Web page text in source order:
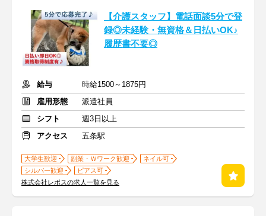
【介護スタッフ】電話面談5分で登
録◎未経験・無資格＆日払いOK♪
履歴書不要◎
給与
時給1500～1875円
雇用形態
派遣社員
シフト
週3日以上
アクセス
五条駅
大学生歓迎 副業・Ｗワーク歓迎
ネイル可
シルバー歓迎
ピアス可
株式会社レポスの求人一覧を見る